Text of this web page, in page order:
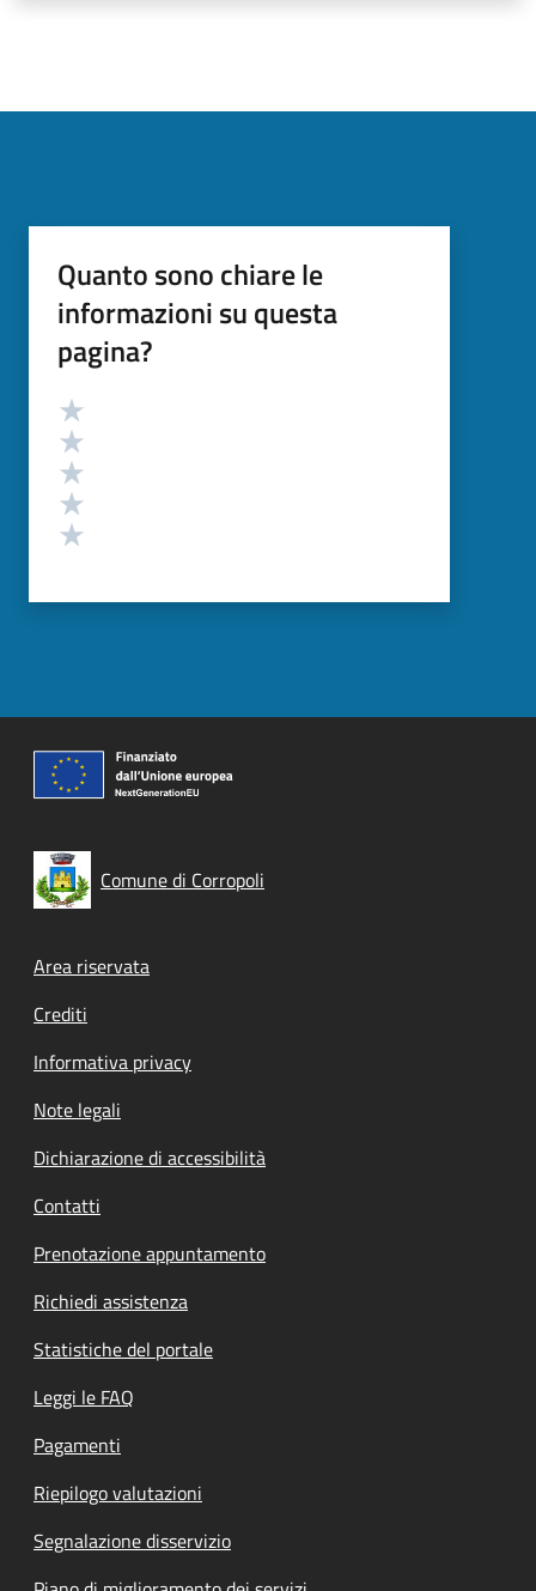
Quanto sono chiare le
informazioni su questa
pagina?
Valutazione
Comune di Corropoli
Footer menu
Area riservata
Crediti
Informativa privacy
Note legali
Dichiarazione di accessibilità
Contatti
Prenotazione appuntamento
Richiedi assistenza
Statistiche del portale
Leggi le FAQ
Pagamenti
Riepilogo valutazioni
Segnalazione disservizio